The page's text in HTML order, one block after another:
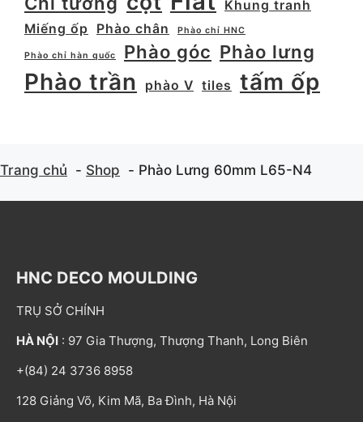
Khung tranh
Miếng ốp
Phào chân Phào chỉ HNC
Phào chỉ hàn quốc Phào góc Phào lưng
Phào trần phào V tiles tấm ốp
Trang chủ Shop Phào Lưng 60mm L65-N4
HNC DECO MOULDING
TRỤ SỞ CHÍNH
HÀ NỘI : 97 Gia Thượng, Thượng Thanh, Long Biên
+(84) 24 3736 8958
128 Giảng Võ, Kim Mã, Ba Đình, Hà Nội